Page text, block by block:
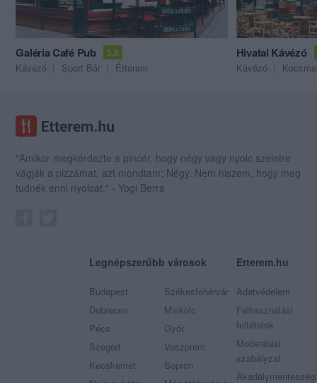
Galéria Café Pub 3.8
Kávézó Sport Bár Étterem
Hivatal Kávézó
Kávézó Kocsma
"Amikor megkérdezte a pincér, hogy négy vagy nyolc szeletre
vágják a pizzámat, azt mondtam; Négy. Nem hiszem, hogy meg
tudnék enni nyolcat." - Yogi Berra
Legnépszerűbb városok
Budapest
Debrecen
Pécs
Szeged
Kecskemét
Székesfehérvár
Miskolc
Győr
Veszprém
Sopron
Etterem.hu
Adatvédelem
Felhasználási
feltételek
Moderálási
szabályzat
Akadálymentességi